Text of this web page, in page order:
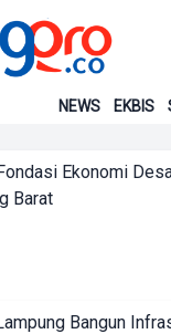
NEWS EKBIS
Ekonomi
Barat
Bangun